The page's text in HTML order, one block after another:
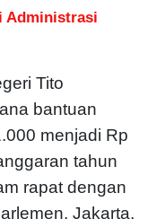
Administrasi
Tito
bantuan
menjadi Rp
tahun
rapat dengan
Jakarta,